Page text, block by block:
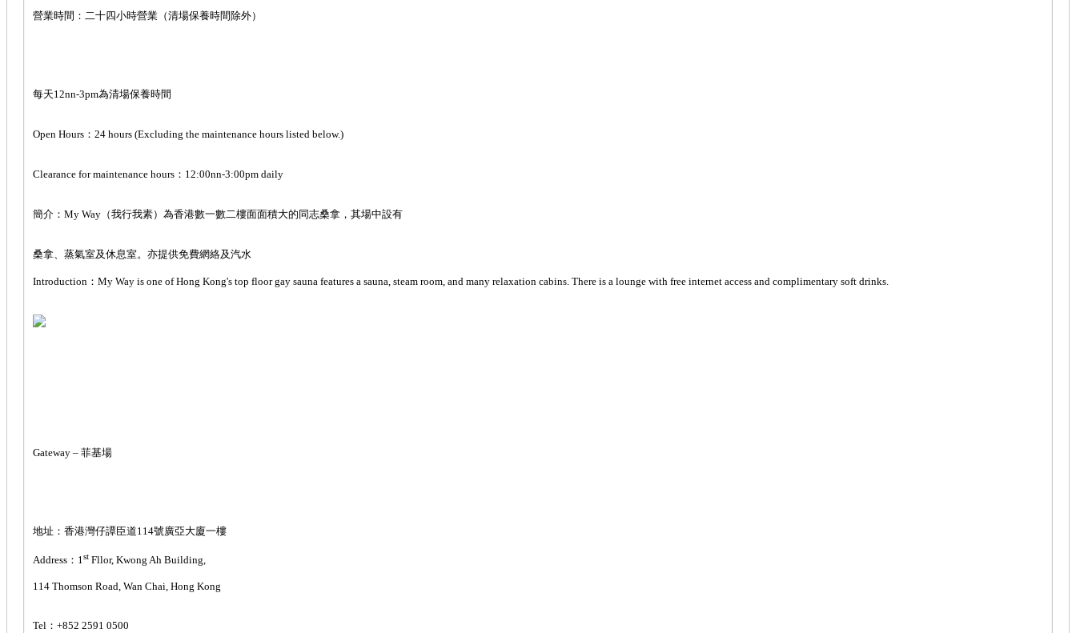
營業時間：二十四小時營業（清場保養時間除外）
每天12nn-3pm為清場保養時間
Open Hours：24 hours (Excluding the maintenance hours listed below.)
Clearance for maintenance hours：12:00nn-3:00pm daily
簡介：My Way（我行我素）為香港數一數二樓面面積大的同志桑拿，其場中設有
桑拿、蒸氣室及休息室。亦提供免費網絡及汽水
Introduction：My Way is one of Hong Kong's top floor gay sauna features a sauna, steam room, and many relaxation cabins. There is a lounge with free internet access and complimentary soft drinks.
Gateway – 菲基場
地址：香港灣仔譚臣道114號廣亞大廈一樓
Address：1st Fllor, Kwong Ah Building,
114 Thomson Road, Wan Chai, Hong Kong
Tel：+852 2591 0500